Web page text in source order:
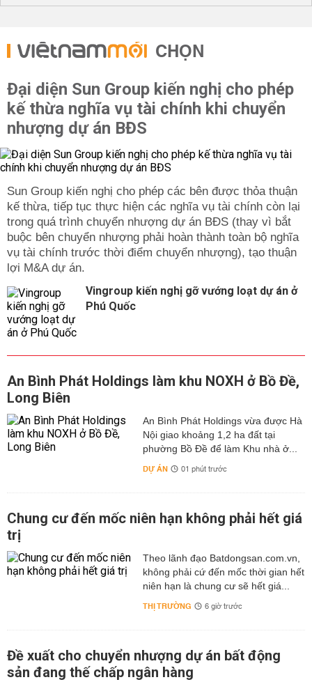
CHỌN
Đại diện Sun Group kiến nghị cho phép
kế thừa nghĩa vụ tài chính khi chuyển
nhượng dự án BĐS
Sun Group kiến nghị cho phép các bên được thỏa thuận
kế thừa, tiếp tục thực hiện các nghĩa vụ tài chính còn lại
trong quá trình chuyển nhượng dự án BĐS (thay vì bắt
buộc bên chuyển nhượng phải hoàn thành toàn bộ nghĩa
vụ tài chính trước thời điểm chuyển nhượng), tạo thuận
lợi M&A dự án.
Vingroup kiến nghị gỡ vướng loạt dự án ở
Phú Quốc
An Bình Phát Holdings làm khu NOXH ở Bồ Đề,
Long Biên
An Bình Phát Holdings vừa được Hà
Nội giao khoảng 1,2 ha đất tại
phường Bồ Đề để làm Khu nhà ở...
DỰ ÁN 01 phút trước
Chung cư đến mốc niên hạn không phải hết giá
trị
Theo lãnh đạo Batdongsan.com.vn,
không phải cứ đến mốc thời gian hết
niên hạn là chung cư sẽ hết giá...
THỊ TRƯỜNG 6 giờ trước
Đề xuất cho chuyển nhượng dự án bất động
sản đang thế chấp ngân hàng